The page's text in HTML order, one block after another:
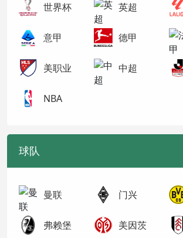
世界杯 英超
意甲 德甲
美职业 中超
NBA
球队
曼联 门兴
弗赖堡 美因茨